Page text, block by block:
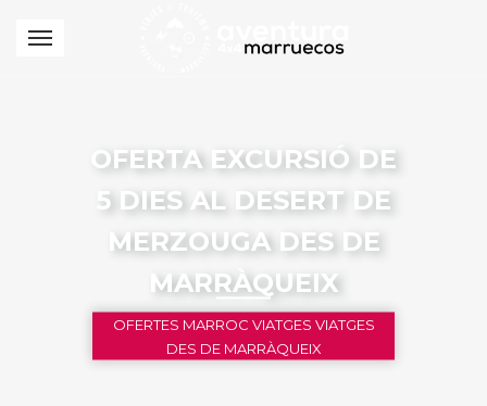
OFERTA EXCURSIÓ DE
5 DIES AL DESERT DE
MERZOUGA DES DE
MARRÀQUEIX
OFERTES MARROC VIATGES VIATGES
DES DE MARRÀQUEIX